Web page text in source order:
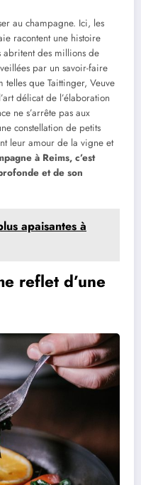
au champagne. Ici, les
racontent une histoire
abritent des millions de
par un savoir-faire
telles que Taittinger, Veuve
délicat de l’élaboration
ne s’arrête pas aux
constellation de petits
leur amour de la vigne et
à Reims, c’est
et de son
apaisantes à
reflet d’une